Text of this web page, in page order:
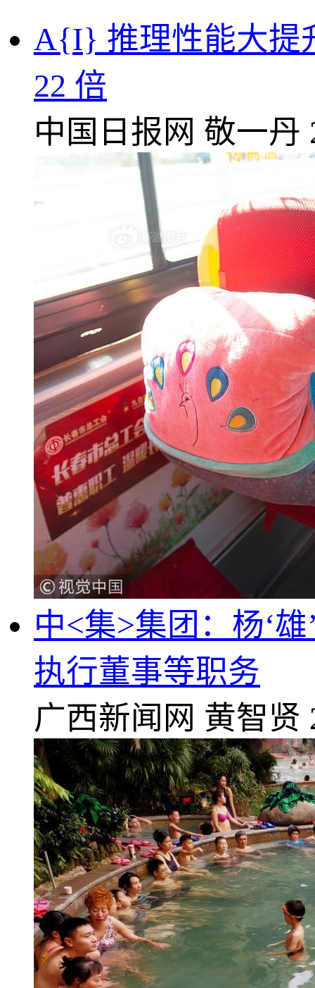
A{I} 推理性能大提
22 倍
中国日报网 敬一丹
中<集>集团：杨‘
执行董事等职务
广西新闻网 黄智贤